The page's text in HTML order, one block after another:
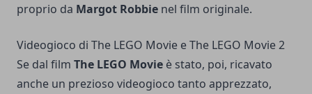
proprio da Margot Robbie nel film originale.
Videogioco di The LEGO Movie e The LEGO Movie 2
Se dal film The LEGO Movie è stato, poi, ricavato
anche un prezioso videogioco tanto apprezzato,